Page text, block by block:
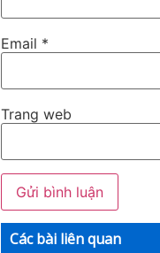
Email *
Trang web
Các bài liên quan